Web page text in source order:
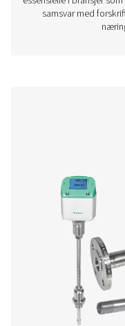
viktige
de
oppdage
essensielle i
samsvar